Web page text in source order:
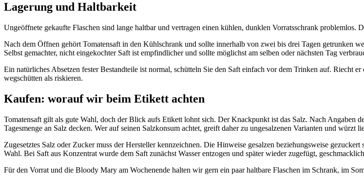
Lagerung und Haltbarkeit
Ungeöffnete gekaufte Flaschen sind lange haltbar und vertragen einen kühlen, dunklen Vorratsschrank
Nach dem Öffnen gehört Tomatensaft in den Kühlschrank und sollte innerhalb von zwei bis drei Tagen getrunken
Selbst gemachter, nicht eingekochter Saft ist empfindlicher und sollte möglichst am selben oder nächsten Tag
Ein natürliches Absetzen fester Bestandteile ist normal, schütteln Sie den Saft einfach vor dem Trinken auf. Riecht
wegschütten als riskieren.
Kaufen: worauf wir beim Etikett achten
Tomatensaft gilt als gute Wahl, doch der Blick aufs Etikett lohnt sich. Der Knackpunkt ist das Salz. Nach Angaben
Tagesmenge an Salz decken. Wer auf seinen Salzkonsum achtet, greift daher zu ungesalzenen Varianten und würzt
Zugesetztes Salz oder Zucker muss der Hersteller kennzeichnen. Die Hinweise gesalzen beziehungsweise
Wahl. Bei Saft aus Konzentrat wurde dem Saft zunächst Wasser entzogen und später wieder zugefügt,
Für den Vorrat und die Bloody Mary am Wochenende halten wir gern ein paar haltbare Flaschen im Schrank, im